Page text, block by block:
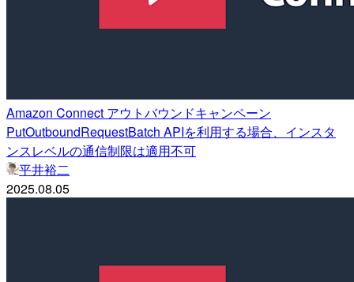
Amazon Connect アウトバウンドキャンペーン
PutOutboundRequestBatch APIを利用する場合、インスタ
ンスレベルの通信制限は適用不可
平井裕二
2025.08.05